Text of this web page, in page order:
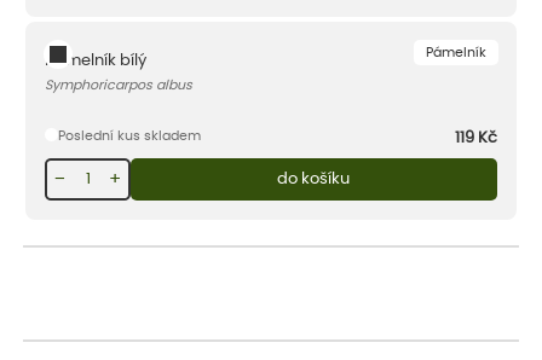
Pámelník
Pámelník bílý
Symphoricarpos albus
Poslední kus skladem 119 Kč
+
− do košíku